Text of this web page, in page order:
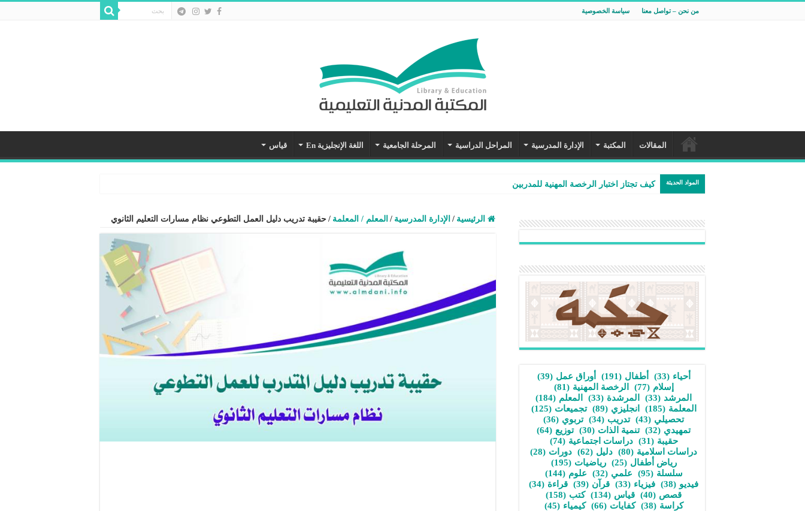
من نحن – تواصل معنا سياسة الخصوصية
المقالات المكتبة الإدارة المدرسية المراحل الدراسية المرحلة الجامعية اللغة الإنجليزية En قياس
المواد الحديثة كيف تجتاز اختبار الرخصة المهنية للمدربين
الرئيسية / الإدارة المدرسية / المعلم / المعلمة / حقيبة تدريب دليل العمل التطوعي نظام مسارات التعليم الثانوي
أحياء (33) أطفال (191) أوراق عمل (39)
إسلام (77) الرخصة المهنية (81)
المرشد (33) المرشدة (33) المعلم (184)
المعلمة (185) انجليزي (89) تجميعات (125)
تحصيلي (43) تدريب (34) تربوي (36)
تمهيدي (32) تنمية الذات (30) توزيع (64)
حقيبة (31) دراسات اجتماعية (74)
دراسات اسلامية (80) دليل (62) دورات (28)
رياض أطفال (25) رياضيات (195)
سلسلة (95) علمي (32) علوم (144)
فيديو (38) فيزياء (33) قرآن (39) قراءة (34)
قصص (40) قياس (134) كتب (158)
كراسة (38) كفايات (66) كيمياء (45)